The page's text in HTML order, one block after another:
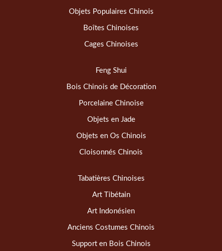
Objets Populaires Chinois
Boîtes Chinoises
Cages Chinoises
Feng Shui
Bois Chinois de Décoration
Porcelaine Chinoise
Objets en Jade
Objets en Os Chinois
Cloisonnés Chinois
Tabatières Chinoises
Art Tibétain
Art Indonésien
Anciens Costumes Chinois
Support en Bois Chinois